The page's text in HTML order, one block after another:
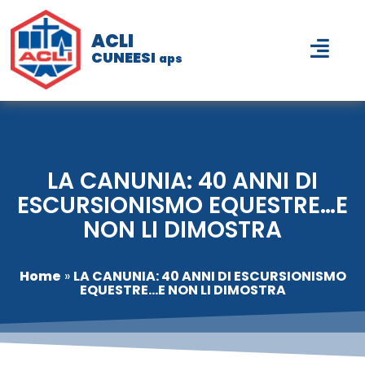
ACLI
CUNEESI aps
LA CANUNIA: 40 ANNI DI
ESCURSIONISMO EQUESTRE…E
NON LI DIMOSTRA
Home » LA CANUNIA: 40 ANNI DI ESCURSIONISMO
EQUESTRE…E NON LI DIMOSTRA